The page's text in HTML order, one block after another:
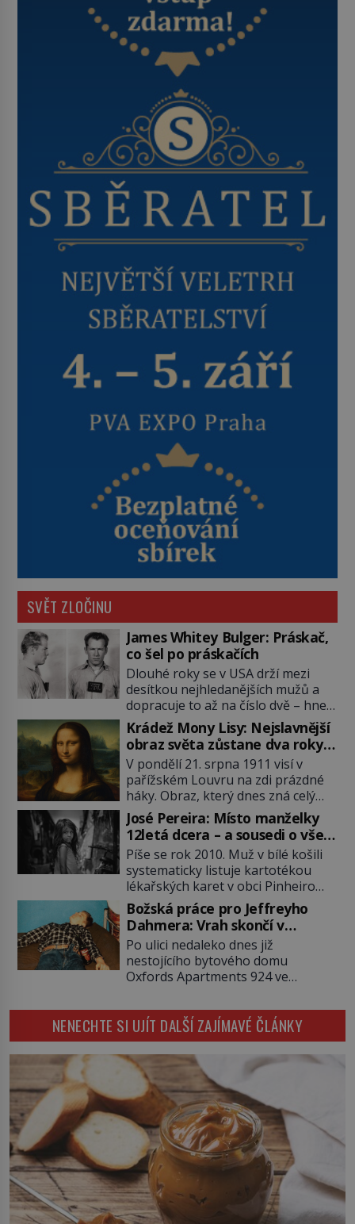
SVĚT ZLOČINU
James Whitey Bulger: Práskač,
co šel po práskačích
Dlouhé roky se v USA drží mezi
desítkou nejhledanějších mužů a
dopracuje to až na číslo dvě – hned
po Usámovi bin Ládinovi (1957–
2011). To je James „Whitey“ Bulger
(1929–2018) viněný ze spoluúčasti
na 19 vraždách, vydírání a lichvy. A
samozřejmě, krom toho je ještě
drogový dealer, který neváhá
odstranit z cesty všechny práskače,
zatímco […]
Krádež Mony Lisy: Nejslavnější
obraz světa zůstane dva roky
nezvěstný
V pondělí 21. srpna 1911 visí v
pařížském Louvru na zdi prázdné
háky. Obraz, který dnes zná celý
svět, je pryč. Zpočátku si nikdo
nemyslí, že jde o krádež.
Zaměstnanci jsou přesvědčeni, že
Mona Lisa je jen v restaurátorské
dílně nebo u fotografa. Když se
ukáže pravda, propukne jeden z
největších honů na zloděje v […]
José Pereira: Místo manželky
12letá dcera – a sousedi o všem
vědí!
Píše se rok 2010. Muž v bílé košili
systematicky listuje kartotékou
lékařských karet v obci Pinheiro
ležící asi 20 kilometrů od farmy s
podivínským majitelem. Něco tu
nesedí. Ledaže… Ledaže by ta
mladá dívka z farmy byla ne
manželkou, ale dcerou – a všechny
ty děti byly zplozené v incestu. Na
Božská práce pro Jeffreyho
Dahmera: Vrah skončí v
tratolišti krve ve vězeňských
umývárnách
Po ulici nedaleko dnes již
nestojícího bytového domu
Oxfords Apartments 924 ve
potácí zcela zmatený 14letý
Konerak Sinthasomphone. Když ho
zastaví policejní hlídka, ochable jí
nadiktuje adresu „jeho kamaráda“.
Strážníci ho dopraví zpět do
udaného bytu. Oním „kamarádem“
je ovšem jeden z nejslavnějších
vrahů, Jeffrey Dahmer (1960–1994).
Je 27. května 1991. […]
NENECHTE SI UJÍT DALŠÍ ZAJÍMAVÉ ČLÁNKY